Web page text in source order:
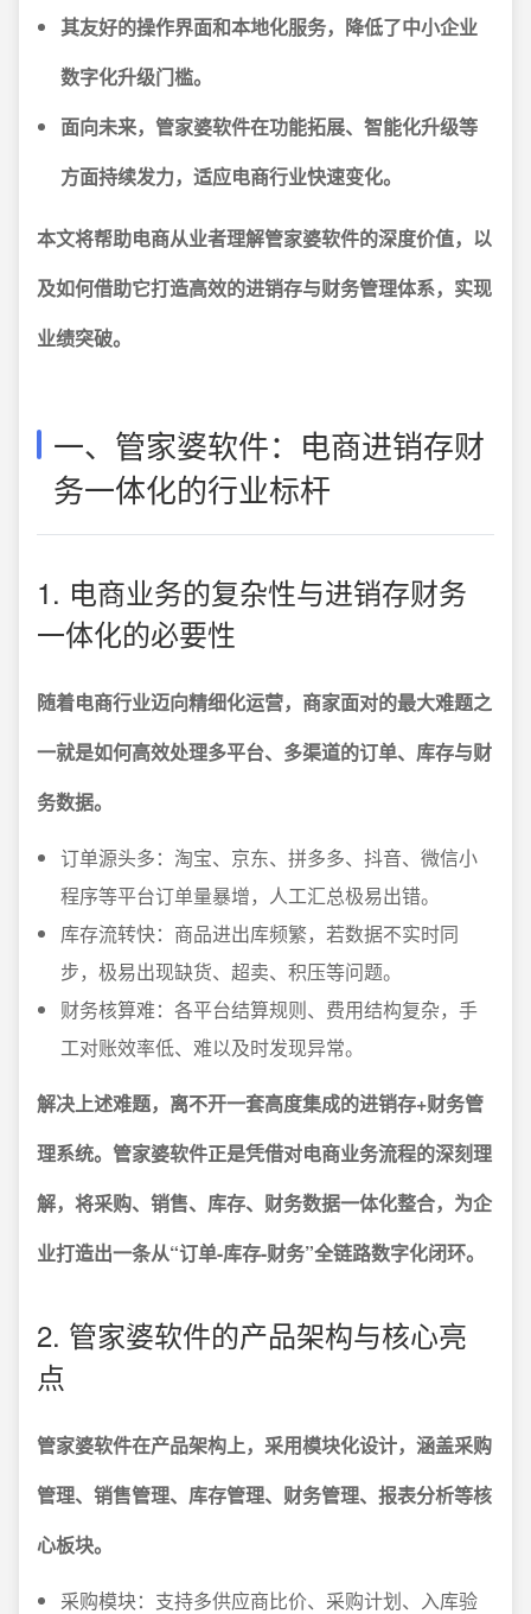
其友好的操作界面和本地化服务，降低了中小企业
数字化升级门槛。
面向未来，管家婆软件在功能拓展、智能化升级等
方面持续发力，适应电商行业快速变化。
本文将帮助电商从业者理解管家婆软件的深度价值，以
及如何借助它打造高效的进销存与财务管理体系，实现
业绩突破。
一、管家婆软件：电商进销存财
务一体化的行业标杆
1. 电商业务的复杂性与进销存财务
一体化的必要性
随着电商行业迈向精细化运营，商家面对的最大难题之
一就是如何高效处理多平台、多渠道的订单、库存与财
务数据。
订单源头多：淘宝、京东、拼多多、抖音、微信小
程序等平台订单量暴增，人工汇总极易出错。
库存流转快：商品进出库频繁，若数据不实时同
步，极易出现缺货、超卖、积压等问题。
财务核算难：各平台结算规则、费用结构复杂，手
工对账效率低、难以及时发现异常。
解决上述难题，离不开一套高度集成的进销存+财务管
理系统。管家婆软件正是凭借对电商业务流程的深刻理
解，将采购、销售、库存、财务数据一体化整合，为企
业打造出一条从“订单-库存-财务”全链路数字化闭环。
2. 管家婆软件的产品架构与核心亮
点
管家婆软件在产品架构上，采用模块化设计，涵盖采购
管理、销售管理、库存管理、财务管理、报表分析等核
心板块。
采购模块：支持多供应商比价、采购计划、入库验